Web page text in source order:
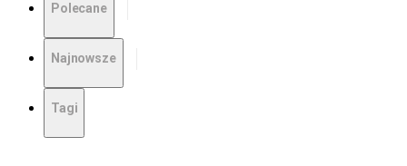
Polecane
Najnowsze
Tagi